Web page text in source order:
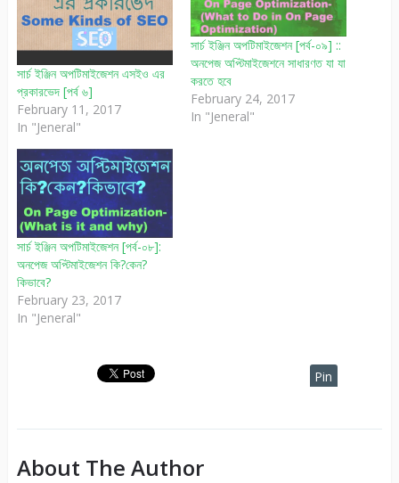
সার্চ ইঞ্জিন অপটিমাইজেশন এসইও এর
প্রকারভেদ [পর্ব ৬]
February 11, 2017
In "Jeneral"
সার্চ ইঞ্জিন অপটিমাইজেশন [পর্ব-০৯] ::
অনপেজ অপ্টিমাইজেশনে সাধারণত যা যা
করতে হবে
February 24, 2017
In "Jeneral"
সার্চ ইঞ্জিন অপটিমাইজেশন [পর্ব-০৮]:
অনপেজ অপ্টিমাইজেশন কি?কেন?
কিভাবে?
February 23, 2017
In "Jeneral"
Pin
About The Author